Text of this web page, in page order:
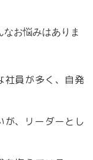
お悩みはありま
社員が多く、自発
が、リーダーとし